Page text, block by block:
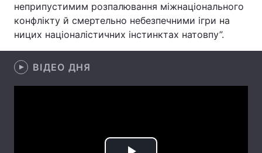
Головна Війна
Україна Політика
Економіка
Інциденти
неприпустимим розпалювання міжнаціонального
конфлікту й смертельно небезпечними ігри на
ницих націоналістичних інстинктах натовпу”.
ВІДЕО ДНЯ